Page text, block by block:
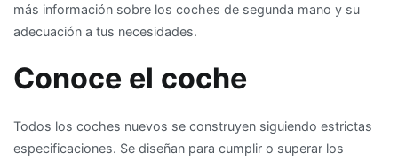
más información sobre los coches de segunda mano y su
adecuación a tus necesidades.
Conoce el coche
Todos los coches nuevos se construyen siguiendo estrictas
especificaciones. Se diseñan para cumplir o superar los